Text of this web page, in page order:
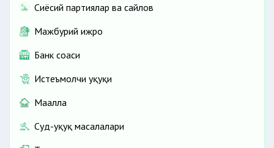
Сиёсий партиялар ва сайлов
Мажбурий ижро
Банк соҳаси
Истеъмолчи ҳуқуқи
Маҳалла
Суд-ҳуқуқ масалалари